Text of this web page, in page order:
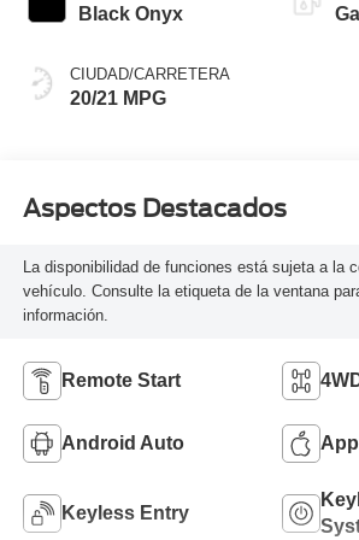
Black Onyx
CIUDAD/CARRETERA
20/21 MPG
Aspectos Destacados
La disponibilidad de funciones está sujeta a la
vehículo. Consulte la etiqueta de la ventana
información.
Remote Start
Android Auto
Keyless Entry